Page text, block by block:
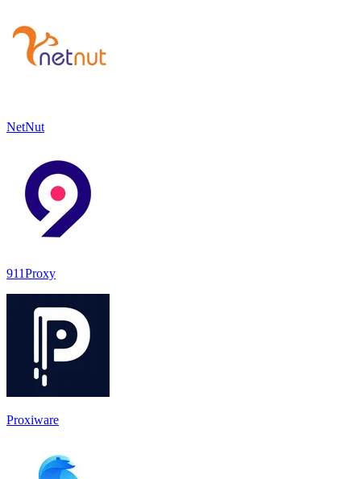
NetNut
911Proxy
Proxiware